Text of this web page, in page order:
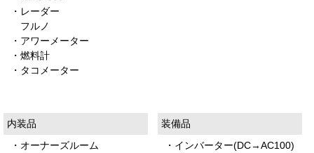
・レーダー
フルノ
・アワーメーター
・燃料計
・タコメーター
内装品
・オーナーズルーム
装備品
・インバーター(DC→AC100)